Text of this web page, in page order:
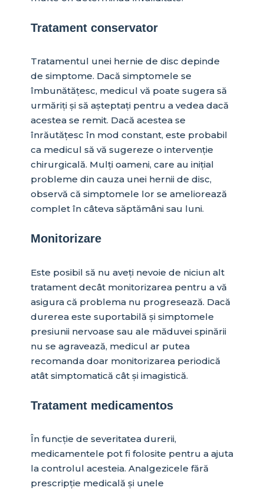
Tratament conservator
Tratamentul unei hernie de disc depinde
de simptome. Dacă simptomele se
îmbunătățesc, medicul vă poate sugera să
urmăriți și să așteptați pentru a vedea dacă
acestea se remit. Dacă acestea se
înrăutățesc în mod constant, este probabil
ca medicul să vă sugereze o intervenție
chirurgicală. Mulți oameni, care au inițial
probleme din cauza unei hernii de disc,
observă că simptomele lor se ameliorează
complet în câteva săptămâni sau luni.
Monitorizare
Este posibil să nu aveți nevoie de niciun alt
tratament decât monitorizarea pentru a vă
asigura că problema nu progresează. Dacă
durerea este suportabilă și simptomele
presiunii nervoase sau ale măduvei spinării
nu se agravează, medicul ar putea
recomanda doar monitorizarea periodică
atât simptomatică cât și imagistică.
Tratament medicamentos
În funcție de severitatea durerii,
medicamentele pot fi folosite pentru a ajuta
la controlul acesteia. Analgezicele fără
prescripție medicală și unele